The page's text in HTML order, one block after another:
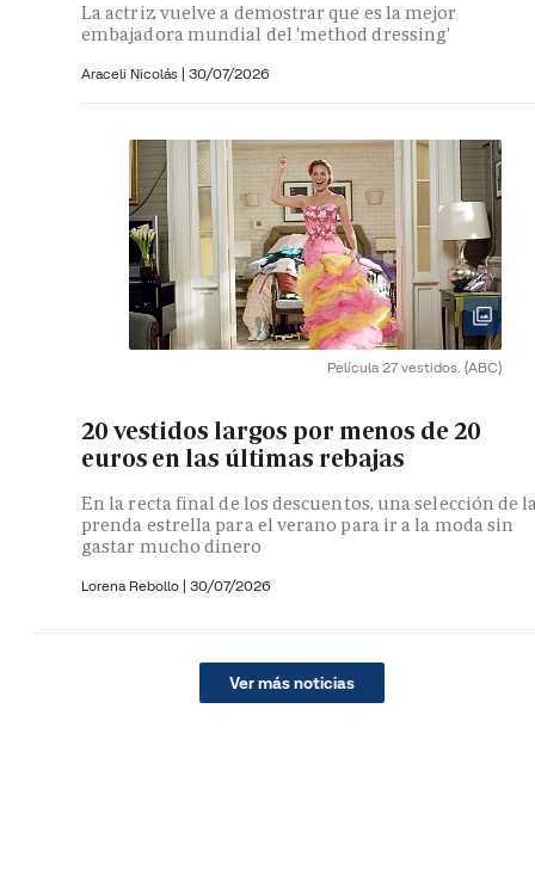
La actriz vuelve a demostrar que es la mejor
embajadora mundial del 'method dressing'
Araceli Nicolás | 30/07/2026
Película 27 vestidos. (ABC)
20 vestidos largos por menos de 20
euros en las últimas rebajas
En la recta final de los descuentos, una selección de
prenda estrella para el verano para ir a la moda sin
gastar mucho dinero
Lorena Rebollo | 30/07/2026
Ver más noticias